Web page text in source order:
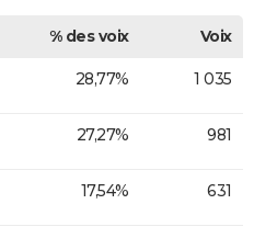
% des voix
Voix
28,77% 1 035
27,27% 981
17,54% 631